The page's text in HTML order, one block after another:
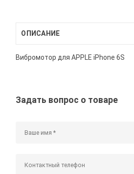
ОПИСАНИЕ
Вибромотор для APPLE iPhone 6S
Задать вопрос о товаре